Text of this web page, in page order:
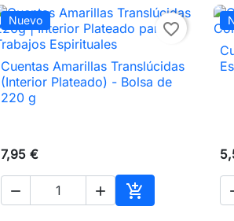
Nuevo favorite_border
 Vista rápida
Cuentas Amarillas Translúcidas
(Interior Plateado) - Bolsa de
220 g
7,95 €
  
Añadir al carrito